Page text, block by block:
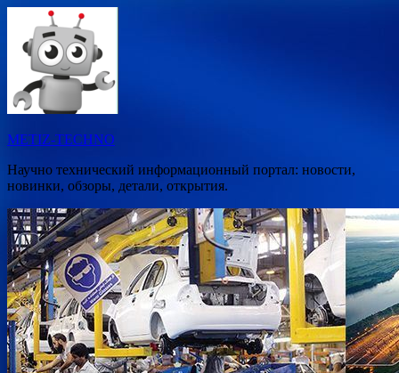
Перейти
содержимому
METIZ-TECHNO
Научно технический информационный портал: новости,
новинки, обзоры, детали, открытия.